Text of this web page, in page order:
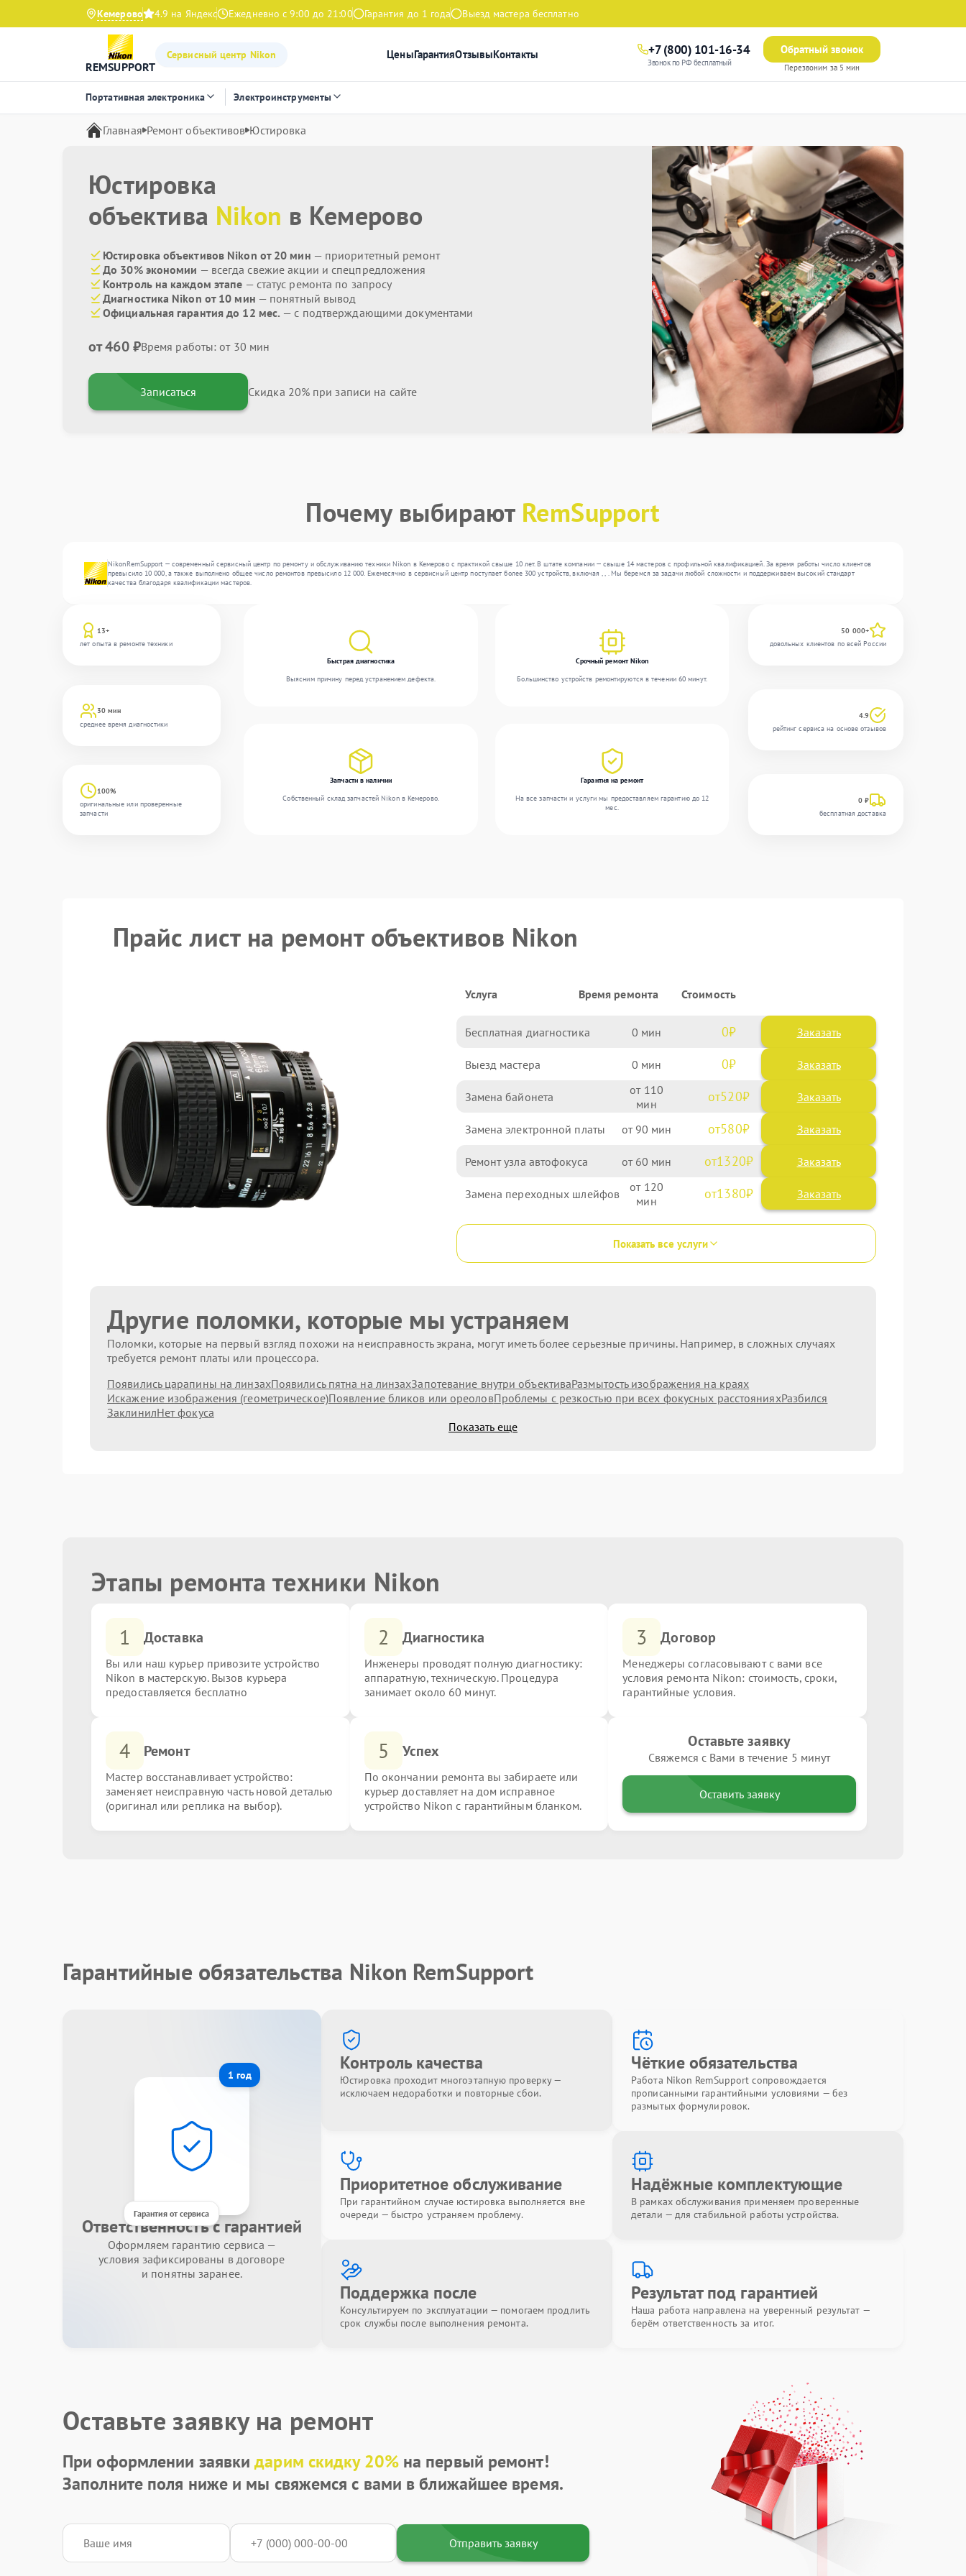
Кемерово 4.9 на Яндекс Ежедневно с 9:00 до 21:00 Гарантия до 1 года Выезд мастера бесплатно
REMSUPPORT
Сервисный центр Nikon ЦеныГарантияОтзывыКонтакты +7 (800) 101-16-34
Звонок по РФ бесплатный
Обратный звонок
Перезвоним за 5 мин
Портативная электроника Электроинструменты
Главная Ремонт объективов Юстировка
Юстировка
объектива Nikon в Кемерово
Юстировка объективов Nikon от 20 мин — приоритетный ремонт
До 30% экономии — всегда свежие акции и спецпредложения
Контроль на каждом этапе — статус ремонта по запросу
Диагностика Nikon от 10 мин — понятный вывод
Официальная гарантия до 12 мес. — с подтверждающими документами
от 460 ₽Время работы: от 30 мин
Записаться Скидка 20% при записи на сайте
Почему выбирают RemSupport
NikonRemSupport — современный сервисный центр по ремонту и обслуживанию техники Nikon в Кемерово с практикой свыше 10 лет. В штате компании — свыше 14 мастеров с профильной квалификацией. За время работы число клиентов
превысило 10 000, а также выполнено общее число ремонтов превысило 12 000. Ежемесячно в сервисный центр поступает более 300 устройств, включая , , . Мы беремся за задачи любой сложности и поддерживаем высокий стандарт
качества благодаря квалификации мастеров.
13+
лет опыта в ремонте техники
30 мин
среднее время диагностики
100%
оригинальные или проверенные
запчасти
Быстрая диагностика
Выясним причину перед устранением дефекта.
Срочный ремонт Nikon
Большинство устройств ремонтируются в течении 60 минут.
Запчасти в наличии
Собственный склад запчастей Nikon в Кемерово.
Гарантия на ремонт
На все запчасти и услуги мы предоставляем гарантию до 12
мес.
50 000+
довольных клиентов по всей России
4.9
рейтинг сервиса на основе отзывов
0 ₽
бесплатная доставка
Прайс лист на ремонт объективов Nikon
Услуга Время ремонта Стоимость
Бесплатная диагностика 0 0 Заказать
Выезд мастера 0 0 Заказать
Замена байонета 110 520
Замена электронной платы 90 580
Ремонт узла автофокуса 60 1320
Замена переходных шлейфов 120 1380
Показать все услуги
Другие поломки, которые мы устраняем
Поломки, которые на первый взгляд похожи на неисправность экрана, могут иметь более серьезные причины. Например, в сложных случаях
требуется ремонт платы или процессора.
Появились царапины на линзахПоявились пятна на линзахЗапотевание внутри объективаРазмытость изображения на краях
Искажение изображения (геометрическое)Появление бликов или ореоловПроблемы с резкостью при всех фокусных расстоянияхРазбился
ЗаклинилНет фокуса
Показать еще
Этапы ремонта техники Nikon
1 Доставка
Вы или наш курьер привозите устройство
Nikon в мастерскую. Вызов курьера
предоставляется бесплатно
2 Диагностика
Инженеры проводят полную диагностику:
аппаратную, техническую. Процедура
занимает около 60 минут.
3 Договор
Менеджеры согласовывают с вами все
условия ремонта Nikon: стоимость, сроки,
гарантийные условия.
4 Ремонт
Мастер восстанавливает устройство:
заменяет неисправную часть новой деталью
(оригинал или реплика на выбор).
5 Успех
По окончании ремонта вы забираете или
курьер доставляет на дом исправное
устройство Nikon с гарантийным бланком.
Оставьте заявку
Свяжемся с Вами в течение 5 минут
Оставить заявку
Гарантийные обязательства Nikon RemSupport
1 год
Гарантия от сервиса
Ответственность с гарантией
Оформляем гарантию сервиса —
условия зафиксированы в договоре
и понятны заранее.
Контроль качества
Юстировка проходит многоэтапную проверку —
исключаем недоработки и повторные сбои.
Чёткие обязательства
Работа Nikon RemSupport сопровождается
прописанными гарантийными условиями — без
размытых формулировок.
Приоритетное обслуживание
При гарантийном случае юстировка выполняется вне
очереди — быстро устраняем проблему.
Надёжные комплектующие
В рамках обслуживания применяем проверенные
детали — для стабильной работы устройства.
Поддержка после
Консультируем по эксплуатации — помогаем продлить
срок службы после выполнения ремонта.
Результат под гарантией
Наша работа направлена на уверенный результат —
берём ответственность за итог.
Оставьте заявку на ремонт
При оформлении заявкидарим скидку 20%на первый ремонт!
Заполните поля ниже и мы свяжемся с вами в ближайшее время.
Отправить заявку